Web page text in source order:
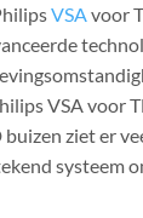
VSA voor
VSA voor
buizen ziet er
systeem